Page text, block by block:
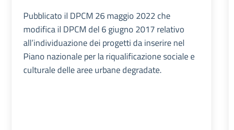
Pubblicato il DPCM 26 maggio 2022 che
modifica il DPCM del 6 giugno 2017 relativo
all’individuazione dei progetti da inserire nel
Piano nazionale per la riqualificazione sociale e
culturale delle aree urbane degradate.